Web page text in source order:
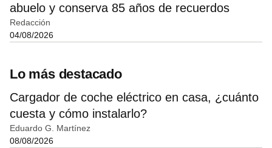
abuelo y conserva 85 años de recuerdos
Redacción
04/08/2026
Lo más destacado
Cargador de coche eléctrico en casa, ¿cuánto
cuesta y cómo instalarlo?
Eduardo G. Martínez
08/08/2026